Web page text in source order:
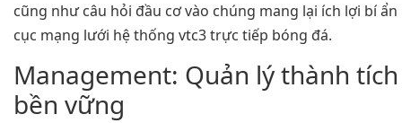
cũng như câu hỏi đầu cơ vào chúng mang lại ích lợi bí
cục mạng lưới hệ thống vtc3 trực tiếp bóng đá.
Management: Quản lý thành
bền vững